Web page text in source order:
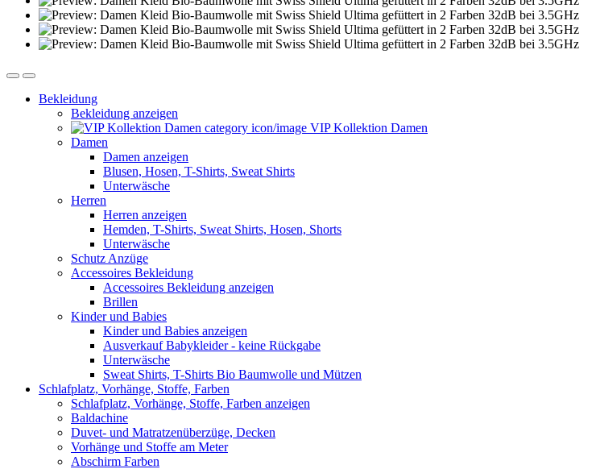
Bekleidung
Bekleidung anzeigen
VIP Kollektion Damen
Damen
Damen anzeigen
Blusen, Hosen, T-Shirts, Sweat Shirts
Unterwäsche
Herren
Herren anzeigen
Hemden, T-Shirts, Sweat Shirts, Hosen, Shorts
Unterwäsche
Schutz Anzüge
Accessoires Bekleidung
Accessoires Bekleidung anzeigen
Brillen
Kinder und Babies
Kinder und Babies anzeigen
Ausverkauf Babykleider - keine Rückgabe
Unterwäsche
Sweat Shirts, T-Shirts Bio Baumwolle und Mützen
Schlafplatz, Vorhänge, Stoffe, Farben
Schlafplatz, Vorhänge, Stoffe, Farben anzeigen
Baldachine
Duvet- und Matratzenüberzüge, Decken
Vorhänge und Stoffe am Meter
Abschirm Farben